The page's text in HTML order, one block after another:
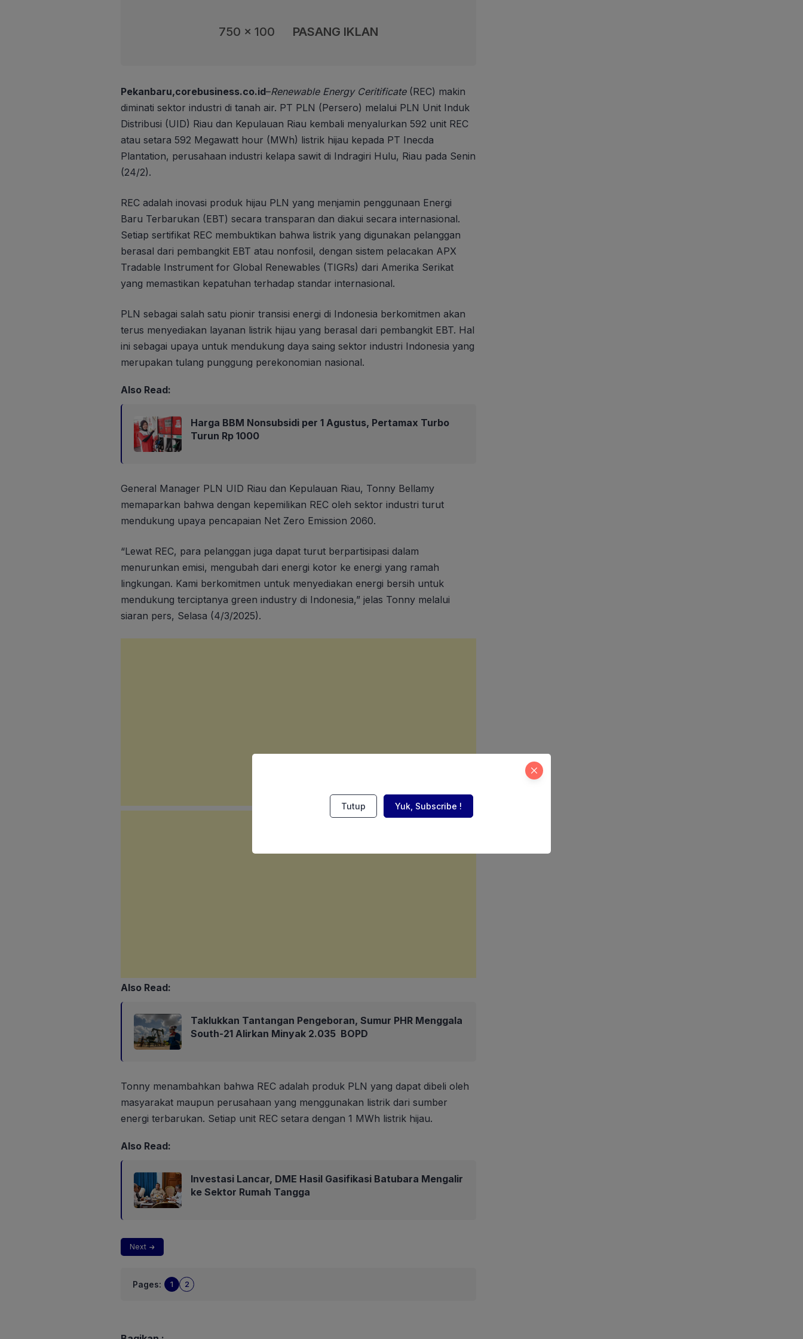
750 x 100 PASANG IKLAN
Pekanbaru,corebusiness.co.id–Renewable Energy Ceritificate(REC) makin
diminati sektor industri di tanah air. PT PLN (Persero) melalui PLN Unit Induk
Distribusi (UID) Riau dan Kepulauan Riau kembali menyalurkan 592 unit REC
atau setara 592 Megawatt hour (MWh) listrik hijau kepada PT Inecda
Plantation, perusahaan industri kelapa sawit di Indragiri Hulu, Riau pada Senin
(24/2).
REC adalah inovasi produk hijau PLN yang menjamin penggunaan Energi
Baru Terbarukan (EBT) secara transparan dan diakui secara internasional.
Setiap sertifikat REC membuktikan bahwa listrik yang digunakan pelanggan
berasal dari pembangkit EBT atau nonfosil, dengan sistem pelacakan APX
Tradable Instrument for Global Renewables (TIGRs) dari Amerika Serikat
yang memastikan kepatuhan terhadap standar internasional.
PLN sebagai salah satu pionir transisi energi di Indonesia berkomitmen akan
terus menyediakan layanan listrik hijau yang berasal dari pembangkit EBT. Hal
ini sebagai upaya untuk mendukung daya saing sektor industri Indonesia yang
merupakan tulang punggung perekonomian nasional.
Also Read:
Harga BBM Nonsubsidi per 1 Agustus, Pertamax Turbo
Turun Rp 1000
General Manager PLN UID Riau dan Kepulauan Riau, Tonny Bellamy
memaparkan bahwa dengan kepemilikan REC oleh sektor industri turut
mendukung upaya pencapaian Net Zero Emission 2060.
“Lewat REC, para pelanggan juga dapat turut berpartisipasi dalam
menurunkan emisi, mengubah dari energi kotor ke energi yang ramah
lingkungan. Kami berkomitmen untuk menyediakan energi bersih untuk
mendukung terciptanya green industry di Indonesia,” jelas Tonny melalui
siaran pers, Selasa (4/3/2025).
Also Read:
Taklukkan Tantangan Pengeboran, Sumur PHR Menggala
South-21 Alirkan Minyak 2.035 BOPD
Tonny menambahkan bahwa REC adalah produk PLN yang dapat dibeli oleh
masyarakat maupun perusahaan yang menggunakan listrik dari sumber
energi terbarukan. Setiap unit REC setara dengan 1 MWh listrik hijau.
Also Read:
Investasi Lancar, DME Hasil Gasifikasi Batubara Mengalir
ke Sektor Rumah Tangga
Next
Pages: 1 2
Tutup Yuk, Subscribe !